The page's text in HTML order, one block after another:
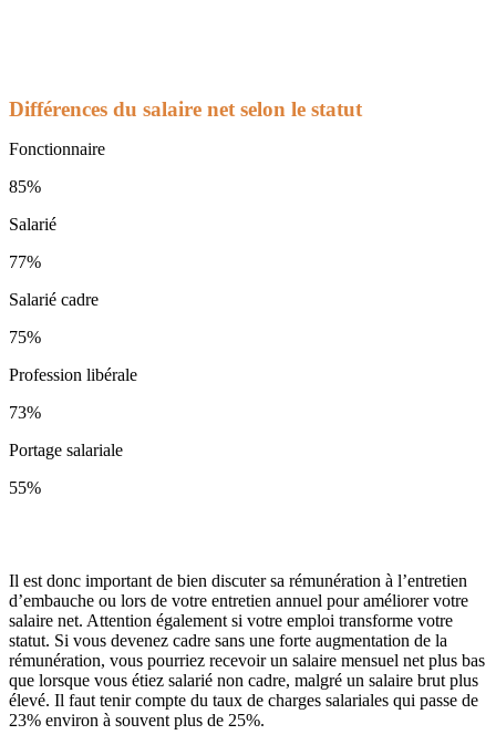
Différences du salaire net selon le statut
Fonctionnaire
85%
Salarié
77%
Salarié cadre
75%
Profession libérale
73%
Portage salariale
55%
Il est donc important de bien discuter sa rémunération à l’entretien
d’embauche ou lors de votre entretien annuel pour améliorer votre
salaire net. Attention également si votre emploi transforme votre
statut. Si vous devenez cadre sans une forte augmentation de la
rémunération, vous pourriez recevoir un salaire mensuel net plus bas
que lorsque vous étiez salarié non cadre, malgré un salaire brut plus
élevé. Il faut tenir compte du taux de charges salariales qui passe de
23% environ à souvent plus de 25%.